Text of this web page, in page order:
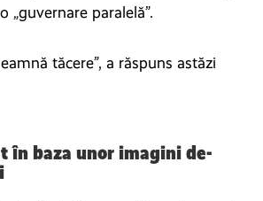
„guvernare paralelă”.
tăcere”, a răspuns astăzi
în baza unor imagini de-